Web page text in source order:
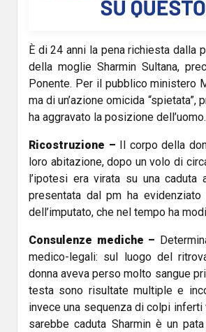
È di 24 anni la pena richiesta dalla
della moglie Sharmin Sultana,
Ponente. Per il pubblico ministero
ma di un’azione omicida
ha aggravato la posizione dell’uomo.
Ricostruzione – Il corpo della
loro abitazione, dopo un volo di
l’ipotesi era virata su una
presentata dal pm ha evidenziato
dell’imputato, che nel tempo ha
Consulenze mediche –
medico-legali: sul luogo del
donna aveva perso molto sangue
testa sono risultate multiple e
invece una sequenza di colpi
sarebbe caduta Sharmin è un